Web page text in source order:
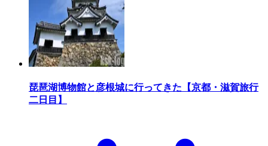
琵琶湖博物館と彦根城に行ってきた【京都・滋賀旅行
二日目】